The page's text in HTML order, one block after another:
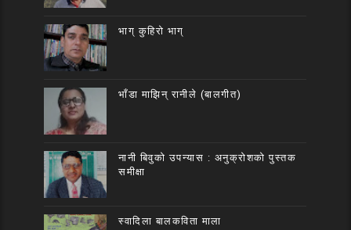
भाग् कुहिरो भाग्
भाँडा माझिन् रानीले (बालगीत)
नानी बिवुको उपन्यास : अनुक्रोशको पुस्तक
समीक्षा
स्वादिला बालकविता माला